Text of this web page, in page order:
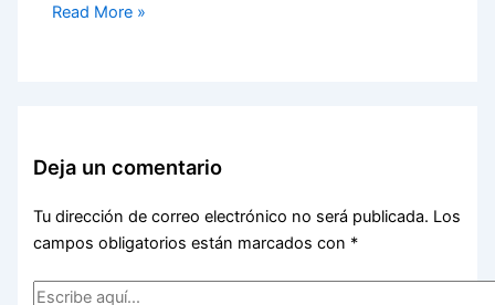
Read More »
Deja un comentario
Tu dirección de correo electrónico no será publicada. Los
campos obligatorios están marcados con *
Escribe